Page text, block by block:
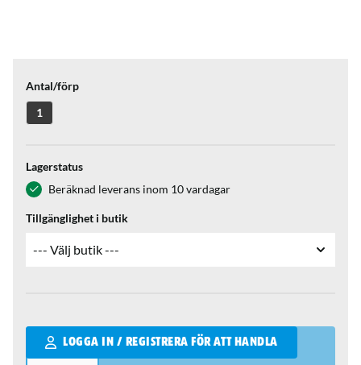
Antal/förp
1
Lagerstatus
Beräknad leverans inom 10 vardagar
Tillgänglighet i butik
LOGGA IN / REGISTRERA FÖR ATT HANDLA
Qantity